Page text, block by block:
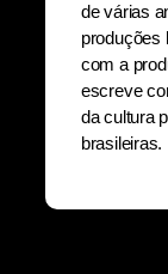
de várias
produções
com a
escreve
da cultura
brasileiras.